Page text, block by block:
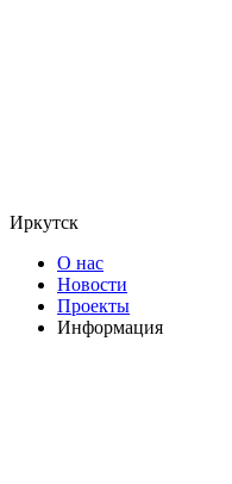
Иркутск
О нас
Новости
Проекты
Информация